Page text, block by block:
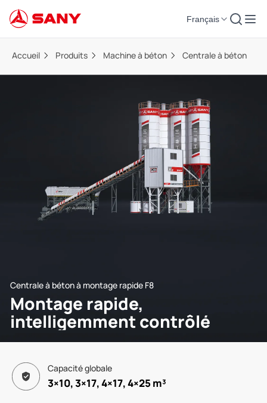
Français
Accueil Produits Machine à béton Centrale à béton
Centrale à béton à montage rapide F8
Montage rapide,
intelligemment contrôlé
Capacité globale
3×10, 3×17, 4×17, 4×25 m³